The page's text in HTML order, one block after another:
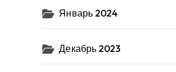
Январь 2024
Декабрь 2023